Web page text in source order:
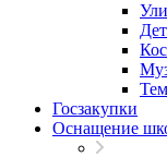
Госзакупки
Оснащение